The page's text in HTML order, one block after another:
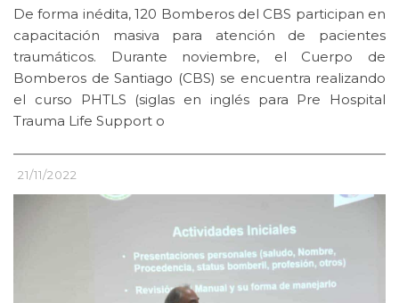
De forma inédita, 120 Bomberos del CBS participan en
capacitación masiva para atención de pacientes
traumáticos. Durante noviembre, el Cuerpo de
Bomberos de Santiago (CBS) se encuentra realizando
el curso PHTLS (siglas en inglés para Pre Hospital
Trauma Life Support o
21/11/2022